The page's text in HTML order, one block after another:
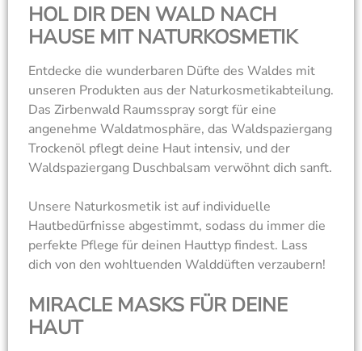
HOL DIR DEN WALD NACH
HAUSE MIT NATURKOSMETIK
Entdecke die wunderbaren Düfte des Waldes mit
unseren Produkten aus der Naturkosmetikabteilung.
Das Zirbenwald Raumsspray sorgt für eine
angenehme Waldatmosphäre, das Waldspaziergang
Trockenöl pflegt deine Haut intensiv, und der
Waldspaziergang Duschbalsam verwöhnt dich sanft.
Unsere Naturkosmetik ist auf individuelle
Hautbedürfnisse abgestimmt, sodass du immer die
perfekte Pflege für deinen Hauttyp findest. Lass
dich von den wohltuenden Walddüften verzaubern!
MIRACLE MASKS FÜR DEINE
HAUT